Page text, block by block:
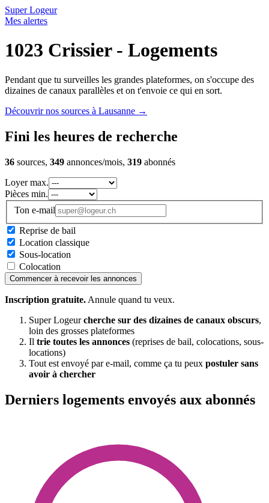
Super Logeur
Mes alertes
1023 Crissier - Logements
Pendant que tu surveilles les grandes plateformes, on s'occupe des
dizaines de canaux parallèles et on t'envoie ce qui en sort.
Découvrir nos sources à Lausanne →
Fini les heures de recherche
36 sources, 349 annonces/mois, 319 abonnés
Loyer max.
Pièces min.
Ton e-mail
Reprise de bail
Location classique
Sous-location
Colocation
Commencer à recevoir les annonces
Inscription gratuite. Annule quand tu veux.
Super Logeurcherche sur des dizaines de canaux obscurs,
loin des grosses plateformes
Il trie toutes les annonces (reprises de bail, colocations, sous-
locations)
Tout est envoyé par e-mail, comme ça tu peux postuler sans
avoir à chercher
Derniers logements envoyés aux abonnés